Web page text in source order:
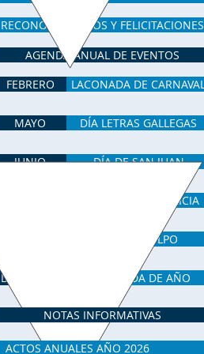
AGENDA ANUAL DE EVENTOS
FEBRERO
MAYO
JUNIO
DICIEMBRE
LACONADA DE
DÍA LETRAS GALLEGAS
DÍA DE SAN JUAN
DÍA NACIONAL GALICIA
DÍA DEL PULPO
DESPEDIDA DE AÑO
RECONOCIMIENTOS Y FELICITACIONES
NOTAS INFORMATIVAS
ACTOS ANUALES AÑO 2026